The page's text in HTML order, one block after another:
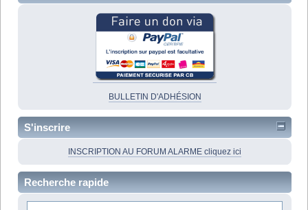
BULLETIN D'ADHÉSION
S'inscrire
INSCRIPTION AU FORUM ALARME cliquez ici
Recherche rapide